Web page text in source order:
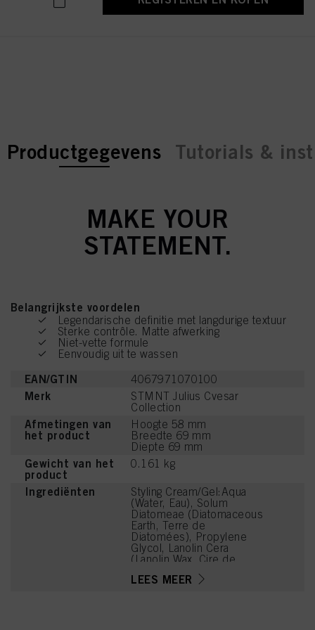
current tab:
current tab:
Productgegevens Tutorials &
MAKE YOUR
STATEMENT.
Belangrijkste voordelen
Legendarische definitie met langdurige textuur
Sterke contrôle. Matte afwerking
Niet-vette formule
Eenvoudig uit te wassen
EAN/GTIN 4067971070100
Merk
STMNT Julius Cvesar
Collection
Afmetingen van
het product
Hoogte 58 mm
Breedte 69 mm
Diepte 69 mm
Gewicht van het
product
0.161 kg
Ingrediënten
Styling Cream/Gel:Aqua
(Water, Eau), Solum
Diatomeae (Diatomaceous
Earth, Terre de
Diatomées), Propylene
Glycol, Lanolin Cera
(Lanolin Wax, Cire de
Liquidum (Mineral Oil,
LEES MEER